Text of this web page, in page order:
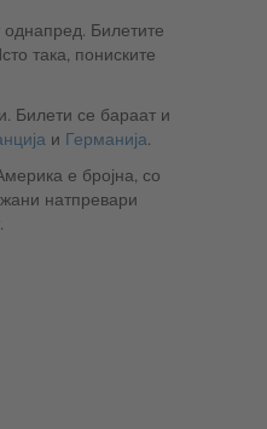
Билетите
така, пониските
Билети се бараат и
и Германија.
е бројна, со